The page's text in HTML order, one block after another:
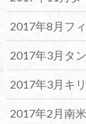
2017年8月フ
2017年3月タ
2017年3月キ
2017年2月南